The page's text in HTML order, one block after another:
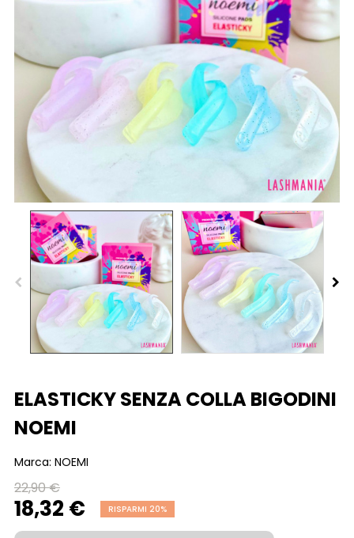
ELASTICKY SENZA COLLA BIGODINI
NOEMI
Marca: NOEMI
22,90 €
18,32 € RISPARMI 20%